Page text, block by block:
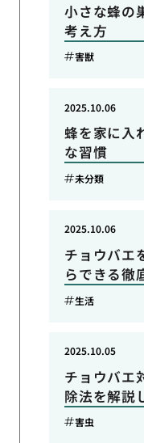
小さな蜂の
考え方
害獣
蜂を家に入
な習慣
2025.10.06
未分類
チョウバエ
らできる徹
2025.10.06
生活
チョウバエ
除法を解説
2025.10.05
害虫